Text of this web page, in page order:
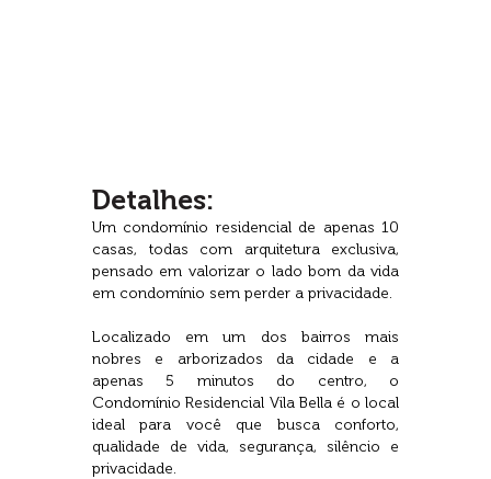
Detalhes:
Um condomínio residencial de apenas 10
casas, todas com arquitetura exclusiva,
pensado em valorizar o lado bom da vida
em condomínio sem perder a privacidade.
Localizado em um dos bairros mais
nobres e arborizados da cidade e a
apenas 5 minutos do centro, o
Condomínio Residencial Vila Bella é o local
ideal para você que busca conforto,
qualidade de vida, segurança, silêncio e
privacidade.